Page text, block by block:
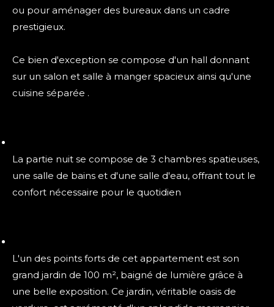
ou pour aménager des bureaux dans un cadre
prestigieux.
Ce bien d'exception se compose d'un hall donnant
sur un salon et salle à manger spacieux ainsi qu'une
cuisine séparée .
La partie nuit se compose de 3 chambres spatieuses,
une salle de bains et d'une salle d'eau, offrant tout le
confort nécessaire pour le quotidien
L'un des points forts de cet appartement est son
grand jardin de 100 m², baigné de lumière grâce à
une belle exposition. Ce jardin, véritable oasis de